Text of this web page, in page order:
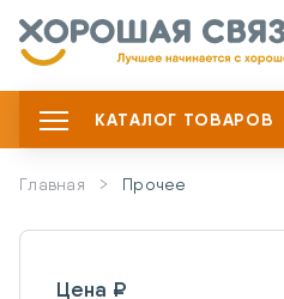
КАТАЛОГ ТОВАРОВ
Главная Прочее
Цена ₽